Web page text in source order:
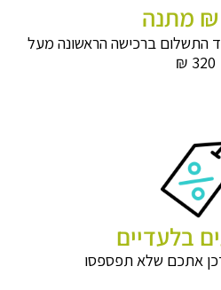
התשלום ברכישה הראשונה מעל
320 ₪
בלעדיים
אתכם שלא תפספסו